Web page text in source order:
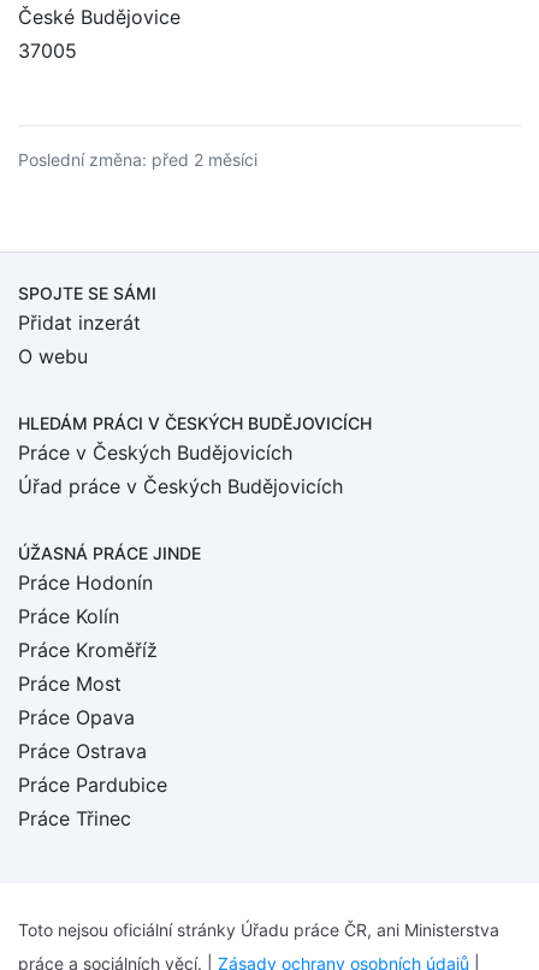
České Budějovice
37005
Poslední změna: před 2 měsíci
SPOJTE SE SÁMI
Přidat inzerát
O webu
HLEDÁM PRÁCI V ČESKÝCH BUDĚJOVICÍCH
Práce v Českých Budějovicích
Úřad práce v Českých Budějovicích
ÚŽASNÁ PRÁCE JINDE
Práce Hodonín
Práce Kolín
Práce Kroměříž
Práce Most
Práce Opava
Práce Ostrava
Práce Pardubice
Práce Třinec
Toto nejsou oficiální stránky Úřadu práce ČR, ani Ministerstva
práce a sociálních věcí. | Zásady ochrany osobních údajů